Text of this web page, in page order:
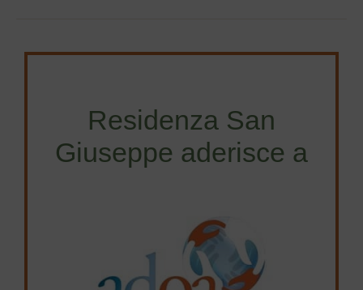
Residenza San
Giuseppe aderisce a